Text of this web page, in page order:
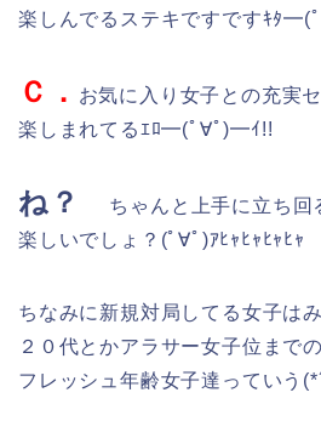
楽しんでるステキですですｷﾀ
Ｃ．
お気に入り女子との充実
楽しまれてるｴﾛ━(ﾟ∀ﾟ)━ｲ!!
ね？
ちゃんと上手に立ち回
楽しいでしょ？(ﾟ∀ﾟ)ｱﾋｬﾋｬﾋｬﾋｬ
ちなみに新規対局してる女子は
２０代とかアラサー女子位までの
フレッシュ年齢女子達っていう